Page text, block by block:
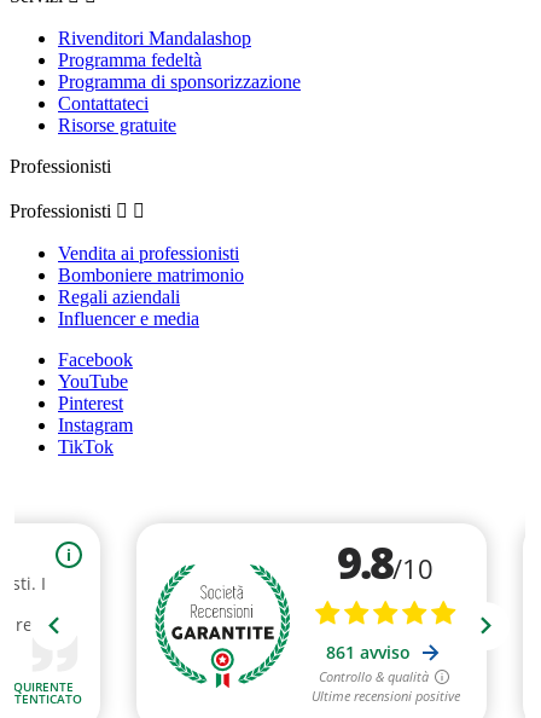
Rivenditori Mandalashop
Programma fedeltà
Programma di sponsorizzazione
Contattateci
Risorse gratuite
Professionisti
Professionisti  
Vendita ai professionisti
Bomboniere matrimonio
Regali aziendali
Influencer e media
Facebook
YouTube
Pinterest
Instagram
TikTok